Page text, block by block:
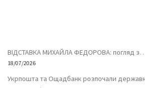
ВІДСТАВКА МИХАЙЛА ФЕДОРОВА: погляд з…
18/07/2026
Укрпошта та Ощадбанк розпочали